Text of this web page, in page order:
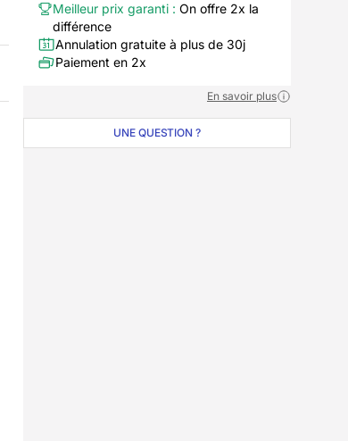
Meilleur prix garanti : On offre 2x la
différence
Annulation gratuite à plus de 30j
Paiement en 2x
En savoir plus
UNE QUESTION ?